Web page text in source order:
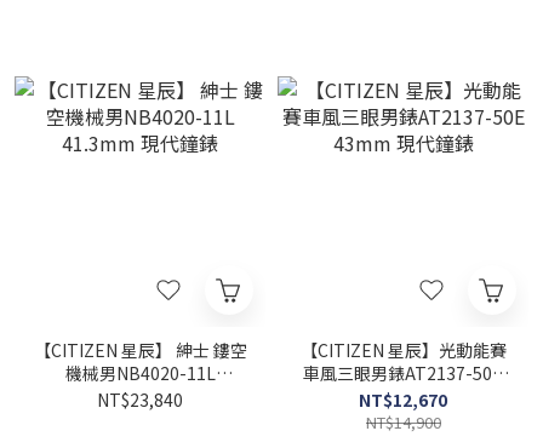
【CITIZEN 星辰】 紳士 鏤空
機械男NB4020-11L
41.3mm 現代鐘錶
NT$23,840
【CITIZEN 星辰】光動能賽
車風三眼男錶AT2137-50E
43mm 現代鐘錶
NT$12,670
NT$14,900